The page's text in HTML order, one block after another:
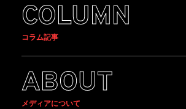
COLUMN
コラム記事
ABOUT
メディアについて